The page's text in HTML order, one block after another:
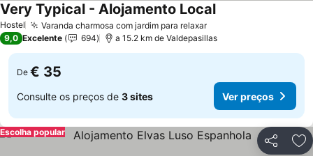
Hostel Varanda charmosa com jardim para relaxarVer preços
Very Typical - Alojamento LocalVer preços
9,0 Excelente 694 a 15.2 km de Valdepasillas
De € 35
Consulte os preços de 3 sites Ver preços
Partilhar
Escolha popular